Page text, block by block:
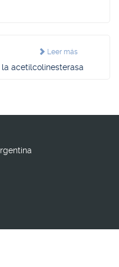
Leer más
acetilcolinesterasa